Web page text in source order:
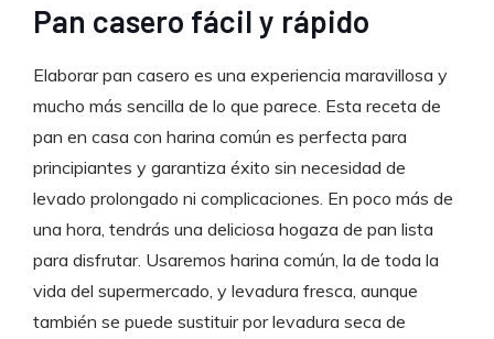
Pan casero fácil y rápido
Elaborar pan casero es una experiencia maravillosa y
mucho más sencilla de lo que parece. Esta receta de
pan en casa con harina común es perfecta para
principiantes y garantiza éxito sin necesidad de
levado prolongado ni complicaciones. En poco más de
una hora, tendrás una deliciosa hogaza de pan lista
para disfrutar. Usaremos harina común, la de toda la
vida del supermercado, y levadura fresca, aunque
también se puede sustituir por levadura seca de